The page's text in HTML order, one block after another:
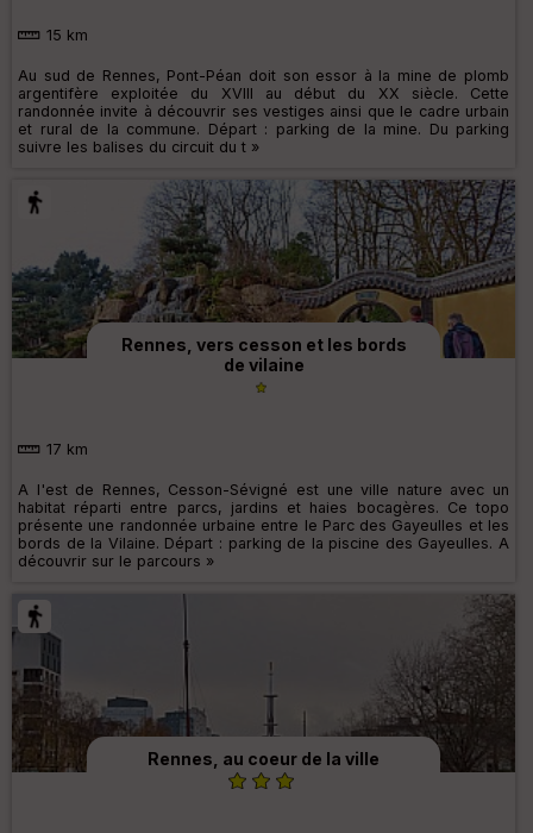
15 km
Au sud de Rennes, Pont-Péan doit son essor à la mine de plomb
argentifère exploitée du XVIII au début du XX siècle. Cette
randonnée invite à découvrir ses vestiges ainsi que le cadre urbain
et rural de la commune. Départ : parking de la mine. Du parking
suivre les balises du circuit du t »
Rennes, vers cesson et les bords
de vilaine
17 km
A l'est de Rennes, Cesson-Sévigné est une ville nature avec un
habitat réparti entre parcs, jardins et haies bocagères. Ce topo
présente une randonnée urbaine entre le Parc des Gayeulles et les
bords de la Vilaine. Départ : parking de la piscine des Gayeulles. A
découvrir sur le parcours »
Rennes, au coeur de la ville